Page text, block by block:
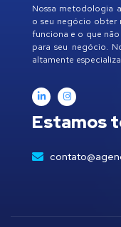
Nossa metodologia
o seu negócio obter
funciona e o que
para seu negócio.
altamente
Estamos